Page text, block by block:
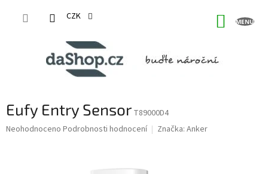
CZK
Eufy Entry Sensor T89000D4
Průměrné
Neohodnoceno Podrobnosti hodnocení Značka: Anker